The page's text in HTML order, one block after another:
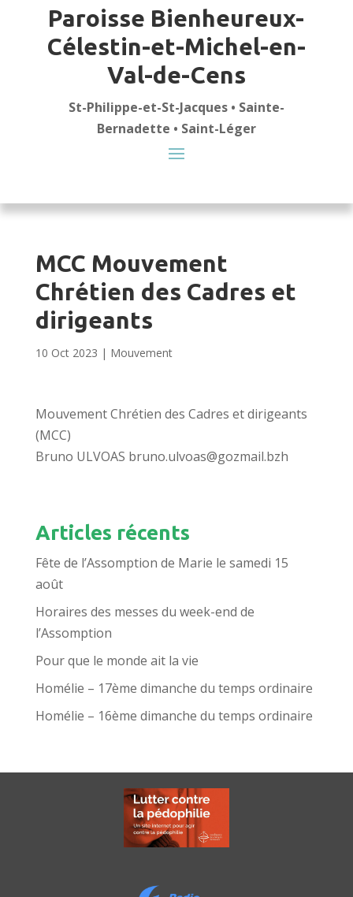
Paroisse Bienheureux-
Célestin-et-Michel-en-
Val-de-Cens
St-Philippe-et-St-Jacques • Sainte-
Bernadette • Saint-Léger
MCC Mouvement
Chrétien des Cadres et
dirigeants
10 Oct 2023 | Mouvement
Mouvement Chrétien des Cadres et dirigeants
(MCC)
Bruno ULVOAS bruno.ulvoas@gozmail.bzh
Articles récents
Fête de l’Assomption de Marie le samedi 15
août
Horaires des messes du week-end de
l’Assomption
Pour que le monde ait la vie
Homélie – 17ème dimanche du temps ordinaire
Homélie – 16ème dimanche du temps ordinaire